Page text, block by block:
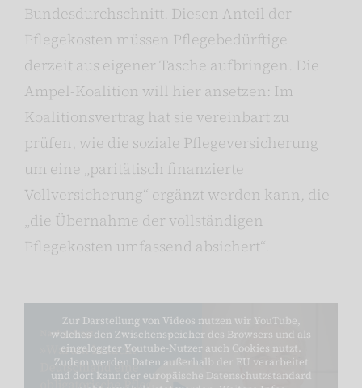
Bundesdurchschnitt. Diesen Anteil der
Pflegekosten müssen Pflegebedürftige
derzeit aus eigener Tasche aufbringen. Die
Ampel-Koalition will hier ansetzen: Im
Koalitionsvertrag hat sie vereinbart zu
prüfen, wie die soziale Pflegeversicherung
um eine „paritätisch finanzierte
Vollversicherung“ ergänzt werden kann, die
„die Übernahme der vollständigen
Pflegekosten umfassend absichert“.
Zur Darstellung von Videos nutzen wir YouTube,
welches den Zwischenspeicher des Browsers und als
eingeloggter Youtube-Nutzer auch Cookies nutzt.
Zudem werden Daten außerhalb der EU verarbeitet
und dort kann der europäische Datenschutzstandard